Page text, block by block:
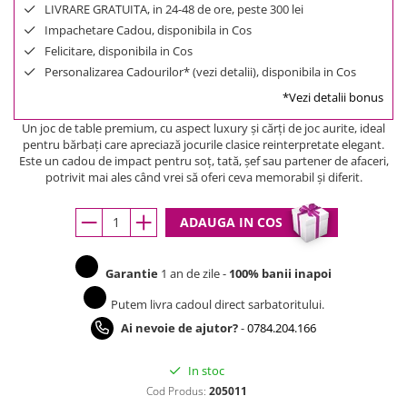
LIVRARE GRATUITA, in 24-48 de ore, peste 300 lei
Impachetare Cadou, disponibila in Cos
Felicitare, disponibila in Cos
Personalizarea Cadourilor* (vezi detalii), disponibila in Cos
*Vezi detalii bonus
Un joc de table premium, cu aspect luxury și cărți de joc aurite, ideal
pentru bărbați care apreciază jocurile clasice reinterpretate elegant.
Este un cadou de impact pentru soț, tată, șef sau partener de afaceri,
potrivit mai ales când vrei să oferi ceva memorabil și diferit.
ADAUGA IN COS
Garantie 1 an de zile - 100% banii inapoi
Putem livra cadoul direct sarbatoritului.
Ai nevoie de ajutor?-0784.204.166
In stoc
Cod Produs: 205011